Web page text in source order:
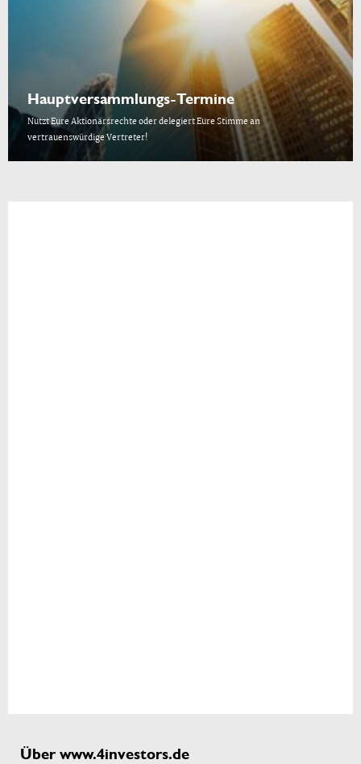
Hauptversammlungs-Termine
Nutzt Eure Aktionärsrechte oder delegiert Eure Stimme an
vertrauenswürdige Vertreter!
Über www.4investors.de